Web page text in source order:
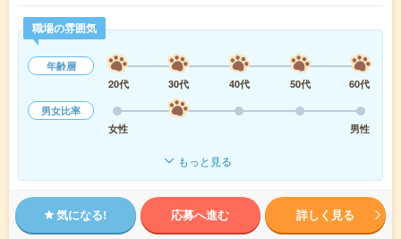
職場の雰囲気
年齢層
20代
30代 40代 50代
60代
男女比率
女性
男性
もっと見る
気になる! 応募へ進む 詳しく見る